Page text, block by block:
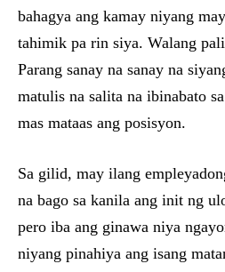
bahagya ang kamay niyang
tahimik pa rin siya. Walang
Parang sanay na sanay na
matulis na salita na ibinabato
mas mataas ang posisyon.
Sa gilid, may ilang
na bago sa kanila ang init ng
pero iba ang ginawa niya
niyang pinahiya ang isang